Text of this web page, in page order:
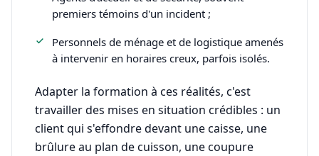
premiers témoins d'un incident ;
Personnels de ménage et de logistique amenés
à intervenir en horaires creux, parfois isolés.
Adapter la formation à ces réalités, c'est
travailler des mises en situation crédibles : un
client qui s'effondre devant une caisse, une
brûlure au plan de cuisson, une coupure